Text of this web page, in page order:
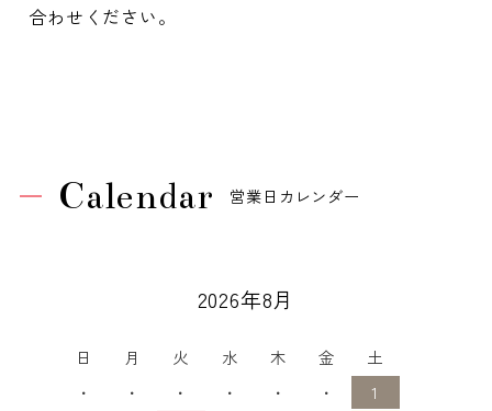
合わせください。
Calendar 営業日カレンダー
2026年8月
日 月 火 水 木 金
土
・
・ ・ ・ ・ ・
1